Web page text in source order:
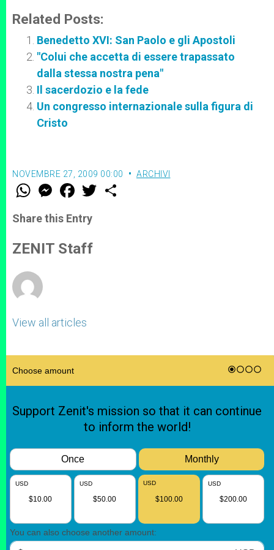
Related Posts:
Benedetto XVI: San Paolo e gli Apostoli
"Colui che accetta di essere trapassato
dalla stessa nostra pena"
Il sacerdozio e la fede
Un congresso internazionale sulla figura di
Cristo
NOVEMBRE 27, 2009 00:00 ARCHIVI
W
t
s
p
p
M
e
s
e
g
e
F
a
e
b
o
k
w
Share this Entry
ZENIT Staff
View all articles